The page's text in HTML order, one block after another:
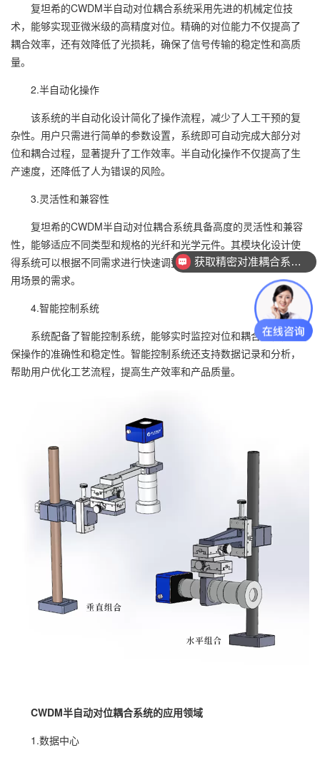
复坦希的CWDM半自动对位耦合系统采用先进的机械定位技
术，能够实现亚微米级的高精度对位。精确的对位能力不仅提高了
耦合效率，还有效降低了光损耗，确保了信号传输的稳定性和高质
量。
2.半自动化操作
该系统的半自动化设计简化了操作流程，减少了人工干预的复
杂性。用户只需进行简单的参数设置，系统即可自动完成大部分对
位和耦合过程，显著提升了工作效率。半自动化操作不仅提高了生
产速度，还降低了人为错误的风险。
3.灵活性和兼容性
复坦希的CWDM半自动对位耦合系统具备高度的灵活性和兼容
性，能够适应不同类型和规格的光纤和光学元件。其模块化设计使
得系统可以根据不同需求进行快速调整和配置，满足各种光通信应
用场景的需求。
4.智能控制系统
系统配备了智能控制系统，能够实时监控对位和耦合过程，确
保操作的准确性和稳定性。智能控制系统还支持数据记录和分析，
帮助用户优化工艺流程，提高生产效率和产品质量。
CWDM半自动对位耦合系统的应用领域
1.数据中心
获取精密对准耦合系统技术方案